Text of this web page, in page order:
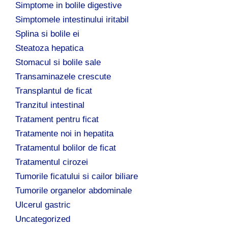
Simptome in bolile digestive
Simptomele intestinului iritabil
Splina si bolile ei
Steatoza hepatica
Stomacul si bolile sale
Transaminazele crescute
Transplantul de ficat
Tranzitul intestinal
Tratament pentru ficat
Tratamente noi in hepatita
Tratamentul bolilor de ficat
Tratamentul cirozei
Tumorile ficatului si cailor biliare
Tumorile organelor abdominale
Ulcerul gastric
Uncategorized